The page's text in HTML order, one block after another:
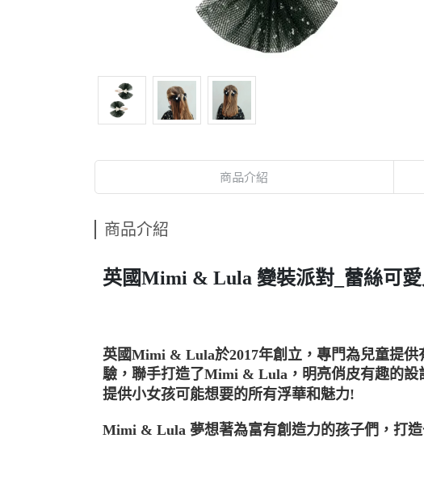
商品介紹
商品介紹
英國Mimi & Lula 變裝派對_蕾絲可
英國Mimi & Lula於2017年創立，專門為兒童提
驗，聯手打造了Mimi & Lula，明亮俏皮有趣的
提供小女孩可能想要的所有浮華和魅力!
Mimi & Lula 夢想著為富有創造力的孩子們，打